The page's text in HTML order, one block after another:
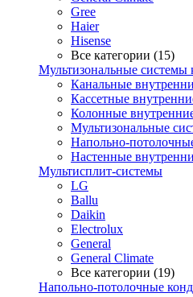
Gree
Haier
Hisense
Все категории (15)
Мультизональные системы
Канальные
Кассетные
Колонные
Мультизональные
Напольно-
Настенные
Мультисплит-системы
LG
Ballu
Daikin
Electrolux
General
General Climate
Все категории (19)
Напольно-потолочные